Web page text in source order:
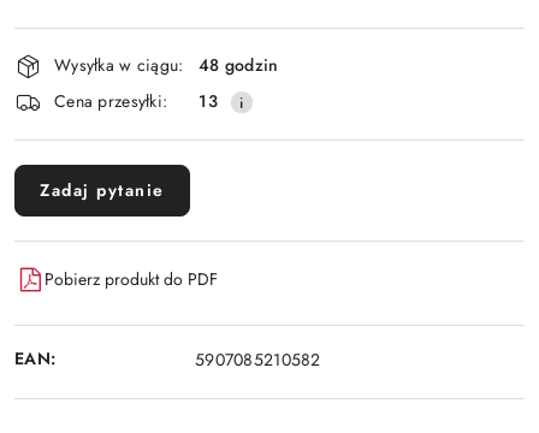
Dostępność
i
dostawa
Wysyłka w ciągu:
48 godzin
Cena przesyłki:
13
Zadaj pytanie
Pobierz produkt do PDF
EAN: 5907085210582